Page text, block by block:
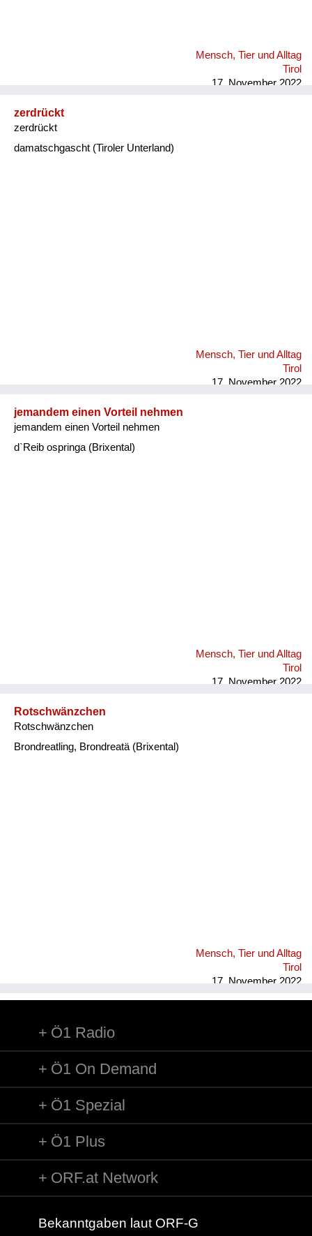
Mensch, Tier und Alltag
Tirol
17. November 2022
zerdrückt
zerdrückt
damatschgascht (Tiroler Unterland)
Mensch, Tier und Alltag
Tirol
17. November 2022
jemandem einen Vorteil nehmen
jemandem einen Vorteil nehmen
d`Reib ospringa (Brixental)
Mensch, Tier und Alltag
Tirol
17. November 2022
Rotschwänzchen
Rotschwänzchen
Brondreatling, Brondreatä (Brixental)
Mensch, Tier und Alltag
Tirol
17. November 2022
Ö1 Radio
Ö1 On Demand
Ö1 Spezial
Ö1 Plus
ORF.at Network
Bekanntgaben laut ORF-G